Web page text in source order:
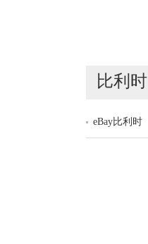
比利时
eBay比利时